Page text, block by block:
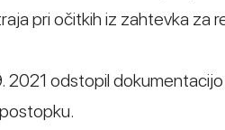
pri očitkih iz zahtevka za
2021 odstopil